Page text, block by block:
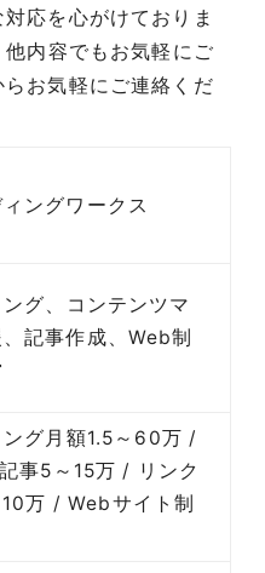
応を心がけておりま
内容でもお気軽にご
お気軽にご連絡くだ
ングワークス
グ、コンテンツマ
記事作成、Web制
グ月額1.5～60万 /
事5～15万 / リンク
万 / Webサイト制